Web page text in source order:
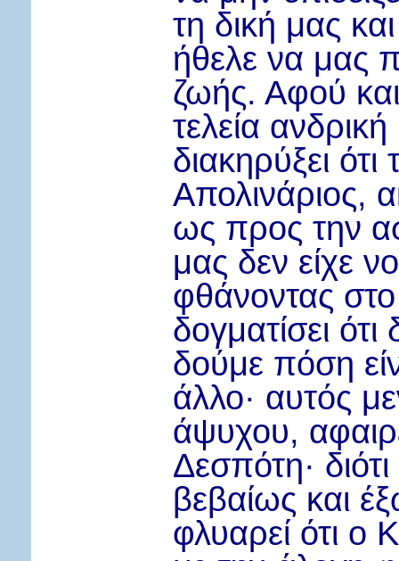
τη δική μας
ήθελε να μας
ζωής. Αφού
τελεία
διακηρύξει
Απολινάριος,
ως προς την
μας δεν είχε
φθάνοντας
δογματίσει
δούμε πόση
άλλο· αυτός
άψυχου,
Δεσπότη·
βεβαίως και
φλυαρεί ότι ο